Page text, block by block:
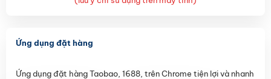
Ứng dụng đặt hàng
Ứng dụng đặt hàng Taobao, 1688, trên Chrome tiện lợi và nhanh